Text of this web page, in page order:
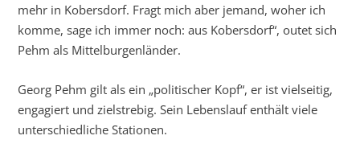
mehr in Kobersdorf. Fragt mich aber jemand, woher ich
komme, sage ich immer noch: aus Kobersdorf“, outet sich
Pehm als Mittelburgenländer.
Georg Pehm gilt als ein „politischer Kopf“, er ist vielseitig,
engagiert und zielstrebig. Sein Lebenslauf enthält viele
unterschiedliche Stationen.